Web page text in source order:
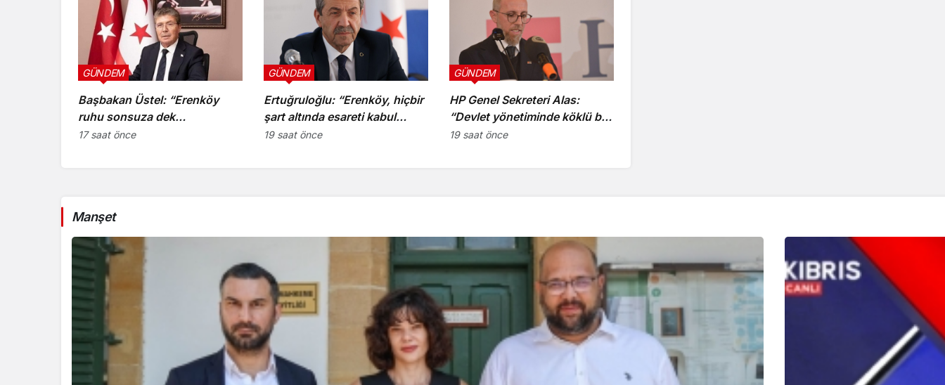
Başbakan Üstel: “Erenköy
ruhu sonsuza dek
yaşayacaktır”
GÜNDEM
17 saat önce
Ertuğruloğlu: “Erenköy, hiçbir
şart altında esareti kabul
etmeyeceğimizin en açık
GÜNDEM
19 saat önce
HP Genel Sekreteri Alas:
“Devlet yönetiminde köklü bir
zihniyet değişimine ihtiyaç
GÜNDEM
19 saat önce
Manşet